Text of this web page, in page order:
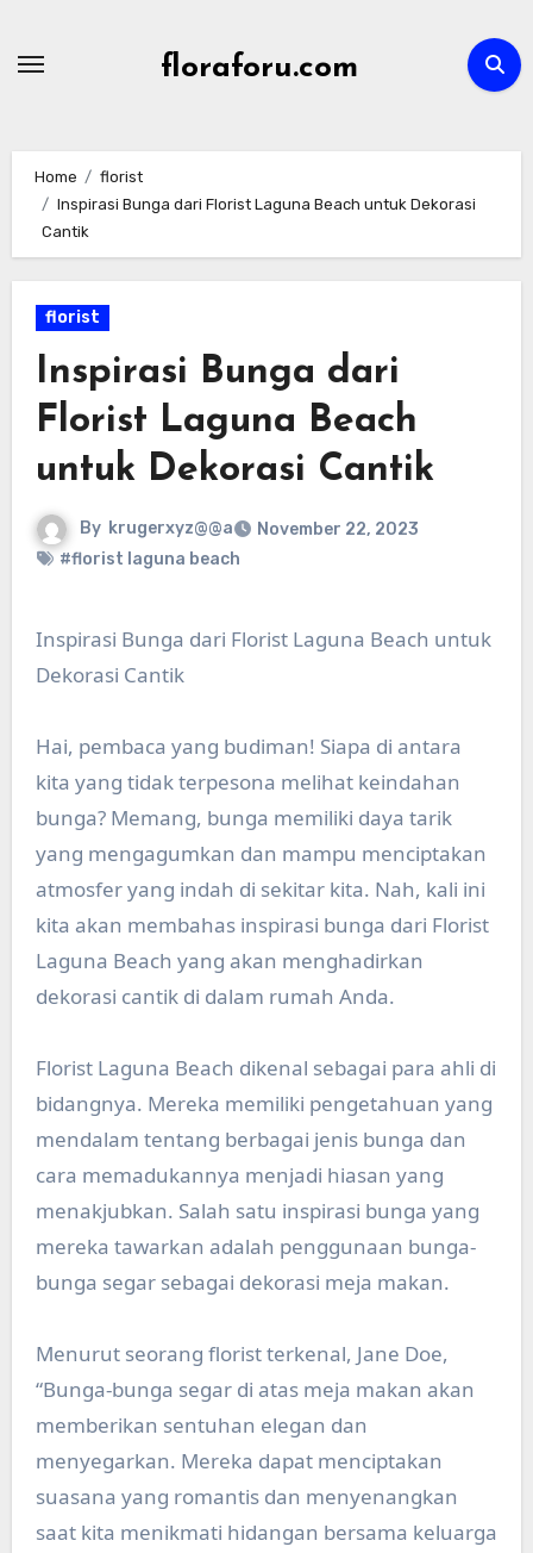
floraforu.com
Home
florist
Inspirasi Bunga dari Florist Laguna Beach untuk Dekorasi
Cantik
florist
Inspirasi Bunga dari
Florist Laguna Beach
untuk Dekorasi Cantik
By krugerxyz@@a
November 22, 2023
#florist laguna beach
Inspirasi Bunga dari Florist Laguna Beach untuk
Dekorasi Cantik
Hai, pembaca yang budiman! Siapa di antara
kita yang tidak terpesona melihat keindahan
bunga? Memang, bunga memiliki daya tarik
yang mengagumkan dan mampu menciptakan
atmosfer yang indah di sekitar kita. Nah, kali ini
kita akan membahas inspirasi bunga dari Florist
Laguna Beach yang akan menghadirkan
dekorasi cantik di dalam rumah Anda.
Florist Laguna Beach dikenal sebagai para ahli di
bidangnya. Mereka memiliki pengetahuan yang
mendalam tentang berbagai jenis bunga dan
cara memadukannya menjadi hiasan yang
menakjubkan. Salah satu inspirasi bunga yang
mereka tawarkan adalah penggunaan bunga-
bunga segar sebagai dekorasi meja makan.
Menurut seorang florist terkenal, Jane Doe,
“Bunga-bunga segar di atas meja makan akan
memberikan sentuhan elegan dan
menyegarkan. Mereka dapat menciptakan
suasana yang romantis dan menyenangkan
saat kita menikmati hidangan bersama keluarga